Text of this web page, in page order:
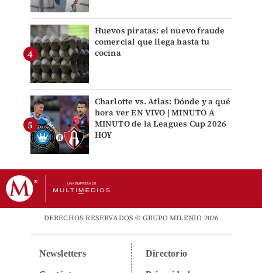
Huevos piratas: el nuevo fraude
comercial que llega hasta tu
cocina
Charlotte vs. Atlas: Dónde y a qué
hora ver EN VIVO | MINUTO A
MINUTO de la Leagues Cup 2026
HOY
DERECHOS RESERVADOS © GRUPO MILENIO 2026
Newsletters Directorio